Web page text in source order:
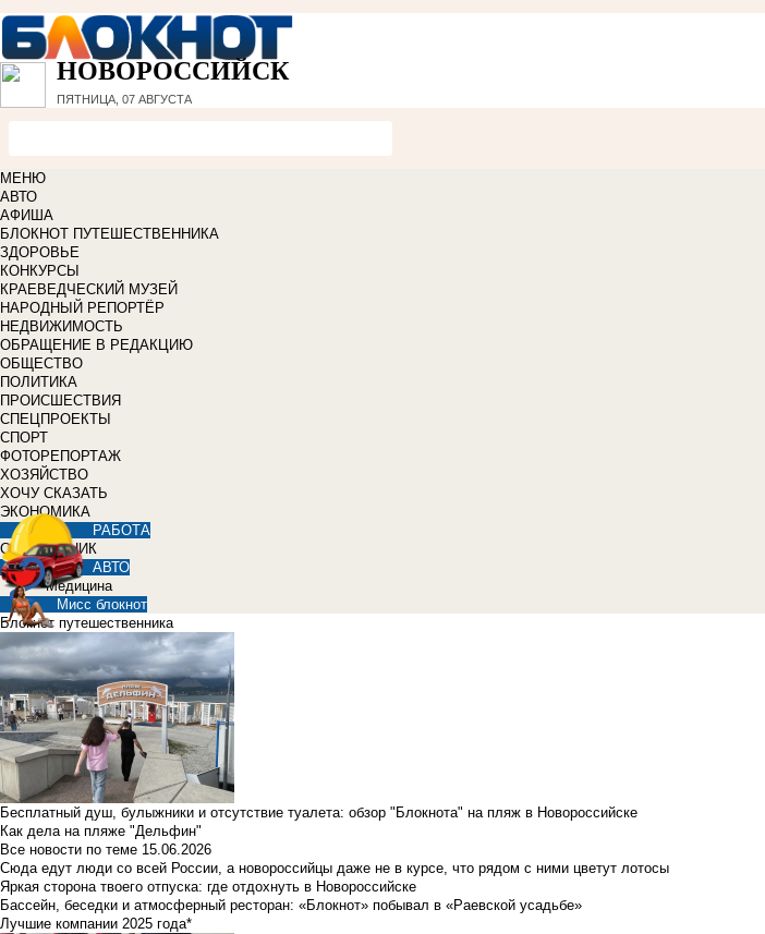
НОВОРОССИЙСК
ПЯТНИЦА, 07 АВГУСТА
МЕНЮ
АВТО
АФИША
БЛОКНОТ ПУТЕШЕСТВЕННИКА
ЗДОРОВЬЕ
КОНКУРСЫ
КРАЕВЕДЧЕСКИЙ МУЗЕЙ
НАРОДНЫЙ РЕПОРТЁР
НЕДВИЖИМОСТЬ
ОБРАЩЕНИЕ В РЕДАКЦИЮ
ОБЩЕСТВО
ПОЛИТИКА
ПРОИСШЕСТВИЯ
СПЕЦПРОЕКТЫ
СПОРТ
ФОТОРЕПОРТАЖ
ХОЗЯЙСТВО
ХОЧУ СКАЗАТЬ
ЭКОНОМИКА
РАБОТА
СПРАВОЧНИК
АВТО
Медицина
Мисс блокнот
Блокнот путешественника
Бесплатный душ, булыжники и отсутствие туалета: обзор "Блокнота" на пляж в Новороссийске
Как дела на пляже "Дельфин"
Все новости по теме 15.06.2026
Сюда едут люди со всей России, а новороссийцы даже не в курсе, что рядом с ними цветут лотосы
Яркая сторона твоего отпуска: где отдохнуть в Новороссийске
Бассейн, беседки и атмосферный ресторан: «Блокнот» побывал в «Раевской усадьбе»
Лучшие компании 2025 года*